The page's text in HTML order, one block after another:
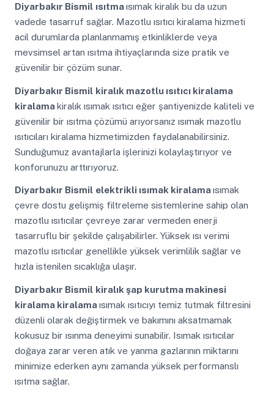
Diyarbakır Bismil ısıtmaısımak kiralık bu da uzun
vadede tasarruf sağlar. Mazotlu ısıtıcı kiralama hizmeti
acil durumlarda planlanmamış etkinliklerde veya
mevsimsel artan ısıtma ihtiyaçlarında size pratik ve
güvenilir bir çözüm sunar.
Diyarbakır Bismil kiralık mazotlu ısıtıcı kiralama
kiralamakiralık ısımak ısıtıcı eğer şantiyenizde kaliteli ve
güvenilir bir ısıtma çözümü arıyorsanız ısımak mazotlu
ısıtıcıları kiralama hizmetimizden faydalanabilirsiniz.
Sunduğumuz avantajlarla işlerinizi kolaylaştırıyor ve
konforunuzu arttırıyoruz.
Diyarbakır Bismil elektrikli ısımak kiralamaısımak
çevre dostu gelişmiş filtreleme sistemlerine sahip olan
mazotlu ısıtıcılar çevreye zarar vermeden enerji
tasarruflu bir şekilde çalışabilirler. Yüksek ısı verimi
mazotlu ısıtıcılar genellikle yüksek verimlilik sağlar ve
hızla istenilen sıcaklığa ulaşır.
Diyarbakır Bismil kiralık şap kurutma makinesi
kiralama kiralamaısımak ısıtıcıyı temiz tutmak filtresini
düzenli olarak değiştirmek ve bakımını aksatmamak
kokusuz bir ısınma deneyimi sunabilir. Isımak ısıtıcılar
doğaya zarar veren atık ve yanma gazlarının miktarını
minimize ederken aynı zamanda yüksek performanslı
ısıtma sağlar.